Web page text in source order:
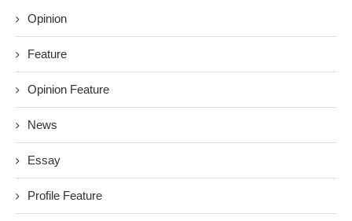
Opinion
Feature
Opinion Feature
News
Essay
Profile Feature